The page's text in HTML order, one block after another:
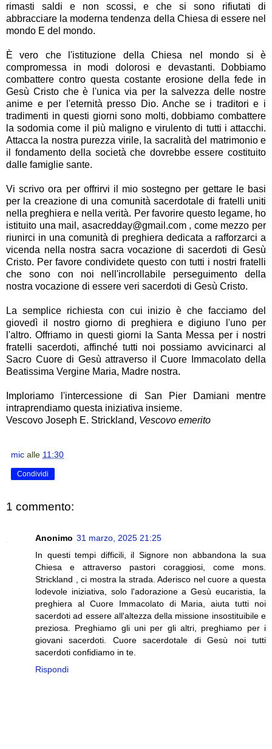
rimasti saldi e non scossi, e che si sono rifiutati di
abbracciare la moderna tendenza della Chiesa di essere nel
mondo E del mondo.
È vero che l'istituzione della Chiesa nel mondo si è
compromessa in modi dolorosi e devastanti. Dobbiamo
combattere contro questa costante erosione della fede in
Gesù Cristo che è l'unica via per la salvezza delle nostre
anime e per l'eternità presso Dio. Anche se i traditori e i
tradimenti in questi giorni sono molti, dobbiamo combattere
la sodomia come il più maligno e virulento di tutti i attacchi.
Attacca la nostra purezza virile, la sacralità del matrimonio e
il fondamento della società che dovrebbe essere costituito
dalle famiglie sante.
Vi scrivo ora per offrirvi il mio sostegno per gettare le basi
per la creazione di una comunità sacerdotale di fratelli uniti
nella preghiera e nella verità. Per favorire questo legame, ho
istituito una mail, asacredday@gmail.com , come mezzo per
riunirci in una comunità di preghiera dedicata a rafforzarci a
vicenda nella nostra sacra vocazione di sacerdoti di Gesù
Cristo. Per favore condividete questo con tutti i nostri fratelli
che sono con noi nell'incrollabile perseguimento della
nostra vocazione di essere veri sacerdoti di Gesù Cristo.
La semplice richiesta con cui inizio è che facciamo del
giovedì il nostro giorno di preghiera e digiuno l'uno per
l'altro. Offriamo in questi giorni la Santa Messa per i nostri
fratelli sacerdoti, affinché tutti noi possiamo avvicinarci al
Sacro Cuore di Gesù attraverso il Cuore Immacolato della
Beatissima Vergine Maria, Madre nostra.
Imploriamo l'intercessione di San Pier Damiani mentre
intraprendiamo questa iniziativa insieme.
Vescovo Joseph E. Strickland, Vescovo emerito
mic alle 11:30
Condividi
1 commento:
Anonimo 31 marzo, 2025 21:25
In questi tempi difficili, il Signore non abbandona la sua
Chiesa e attraverso pastori coraggiosi, come mons.
Strickland , ci mostra la strada. Aderisco nel cuore a questa
lodevole iniziativa, solo l'adorazione a Gesù eucaristia, la
preghiera al Cuore Immacolato di Maria, aiuta tutti noi
sacerdoti ad essere all'altezza della missione insostituibile e
preziosa. Preghiamo gli uni per gli altri, preghiamo per i
giovani sacerdoti. Cuore sacerdotale di Gesù noi tutti
sacerdoti confidiamo in te.
Rispondi